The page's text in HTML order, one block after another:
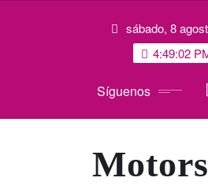
sábado, 8
4:49:03
Síguenos